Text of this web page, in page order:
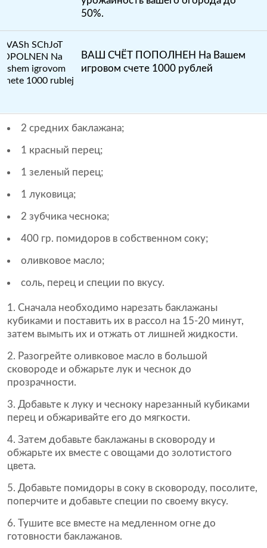
50%.
ВАШ СЧЁТ ПОПОЛНЕН На Вашем
игровом счете 1000 рублей
2 средних баклажана;
1 красный перец;
1 зеленый перец;
1 луковица;
2 зубчика чеснока;
400 гр. помидоров в собственном соку;
оливковое масло;
соль, перец и специи по вкусу.
1. Сначала необходимо нарезать баклажаны
кубиками и поставить их в рассол на 15-20 минут,
затем вымыть их и отжать от лишней жидкости.
2. Разогрейте оливковое масло в большой
сковороде и обжарьте лук и чеснок до
прозрачности.
3. Добавьте к луку и чесноку нарезанный кубиками
перец и обжаривайте его до мягкости.
4. Затем добавьте баклажаны в сковороду и
обжарьте их вместе с овощами до золотистого
цвета.
5. Добавьте помидоры в соку в сковороду, посолите,
поперчите и добавьте специи по своему вкусу.
6. Тушите все вместе на медленном огне до
готовности баклажанов.